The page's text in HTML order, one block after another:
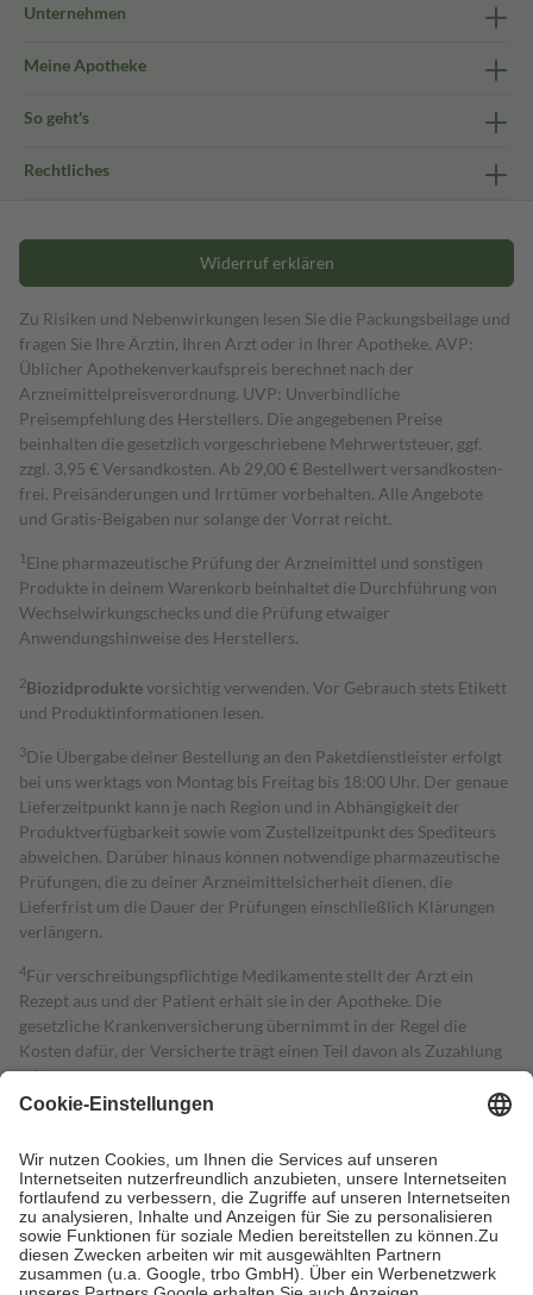
Unternehmen
Meine Apotheke
So geht's
Rechtliches
Widerruf erklären
Zu Risiken und Nebenwirkungen lesen Sie die Packungsbeilage und
fragen Sie Ihre Ärztin, Ihren Arzt oder in Ihrer Apotheke. AVP:
Üblicher Apothekenverkaufspreis berechnet nach der
Arzneimittelpreisverordnung. UVP: Unverbindliche
Preisempfehlung des Herstellers. Die angegebenen Preise
beinhalten die gesetzlich vorgeschriebene Mehrwertsteuer, ggf.
zzgl. 3,95 € Versandkosten. Ab 29,00 € Bestell­wert versand­kosten­
frei. Preisänderungen und Irrtümer vorbehalten. Alle Angebote
und Gratis-Beigaben nur solange der Vorrat reicht.
1 Eine pharmazeutische Prüfung der Arzneimittel und sonstigen
Produkte in deinem Warenkorb beinhaltet die Durchführung von
Wechselwirkungschecks und die Prüfung etwaiger
Anwendungshinweise des Herstellers.
2Biozidproduktevorsichtig verwenden. Vor Gebrauch stets Etikett
und Produktinformationen lesen.
3Die Übergabe deiner Bestellung an den Paketdienstleister erfolgt
bei uns werktags von Montag bis Freitag bis 18:00 Uhr. Der genaue
Lieferzeitpunkt kann je nach Region und in Abhängigkeit der
Produktverfügbarkeit sowie vom Zustellzeitpunkt des Spediteurs
abweichen. Darüber hinaus können notwendige pharmazeutische
Prüfungen, die zu deiner Arzneimittelsicherheit dienen, die
Lieferfrist um die Dauer der Prüfungen einschließlich Klärungen
verlängern.
4Für verschreibungspflichtige Medikamente stellt der Arzt ein
Rezept aus und der Patient erhält sie in der Apotheke. Die
gesetzliche Krankenversicherung übernimmt in der Regel die
Kosten dafür, der Versicherte trägt einen Teil davon als Zuzahlung
mit.
Grundsätzlich leisten Mitglieder Zuzahlungen in Höhe von zehn
höchstens zehn Euro.
Es sind jedoch nie mehr als die tatsächlichen
Kosten der Leistung zu entrichten.
Diese Regeln gelten grundsätzlich auch für Online-Apotheken.
Bei Heilmitteln und häuslicher Krankenpflege beträgt die
Zuzahlung zehn Prozent der Kosten sowie zehn Euro je
Verordnung.